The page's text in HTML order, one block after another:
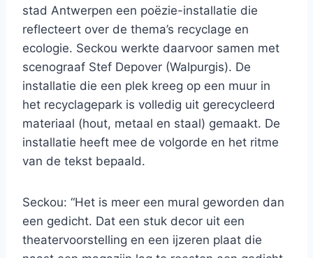
stad Antwerpen een poëzie-installatie die
reflecteert over de thema’s recyclage en
ecologie. Seckou werkte daarvoor samen met
scenograaf Stef Depover (Walpurgis). De
installatie die een plek kreeg op een muur in
het recyclagepark is volledig uit gerecycleerd
materiaal (hout, metaal en staal) gemaakt. De
installatie heeft mee de volgorde en het ritme
van de tekst bepaald.
Seckou: “Het is meer een mural geworden dan
een gedicht. Dat een stuk decor uit een
theatervoorstelling en een ijzeren plaat die